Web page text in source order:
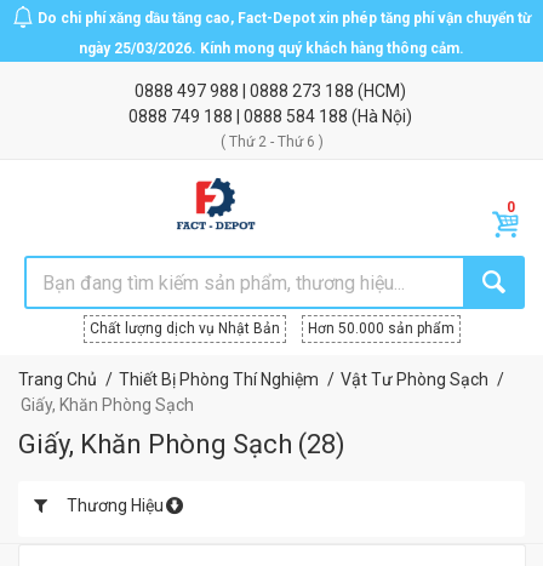
Do chi phí xăng dầu tăng cao, Fact-Depot xin phép tăng phí vận chuyển từ
ngày 25/03/2026. Kính mong quý khách hàng thông cảm.
0888 497 988 0888 273 188 (HCM)
0888 749 188
0888 584 188 (Hà Nội)
( Thứ 2 - Thứ 6 )
Chất lượng dịch vụ Nhật Bản Hơn 50.000 sản phẩm
Trang Chủ Thiết Bị Phòng Thí Nghiệm
Vật Tư Phòng Sạch
Giấy, Khăn Phòng Sạch
Giấy, Khăn Phòng Sạch (28)
Thương Hiệu